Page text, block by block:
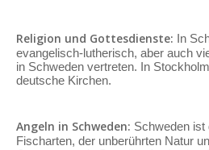
Religion und Gottesdienste: In
evangelisch-lutherisch, aber auch
in Schweden vertreten. In
deutsche Kirchen.
Angeln in Schweden: Schweden ist
Fischarten, der unberührten Natur